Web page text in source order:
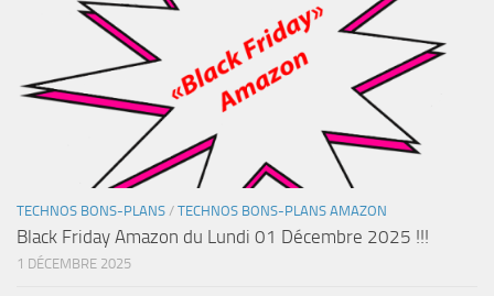
TECHNOS BONS-PLANS / TECHNOS BONS-PLANS AMAZON
Black Friday Amazon du Lundi 01 Décembre 2025 !!!
1 DÉCEMBRE 2025